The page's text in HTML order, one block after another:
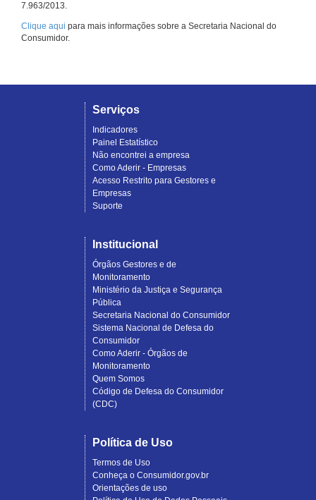
7.963/2013.
Clique aqui para mais informações sobre a Secretaria Nacional do
Consumidor.
Serviços
Indicadores
Painel Estatístico
Não encontrei a empresa
Como Aderir - Empresas
Acesso Restrito para Gestores e
Empresas
Suporte
Institucional
Órgãos Gestores e de
Monitoramento
Ministério da Justiça e Segurança
Pública
Secretaria Nacional do Consumidor
Sistema Nacional de Defesa do
Consumidor
Como Aderir - Órgãos de
Monitoramento
Quem Somos
Código de Defesa do Consumidor
(CDC)
Política de Uso
Termos de Uso
Conheça o Consumidor.gov.br
Orientações de uso